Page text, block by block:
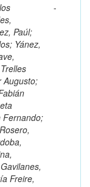
Paúl;
Yánez,
Augusto;
Fernando;
Freire,
-